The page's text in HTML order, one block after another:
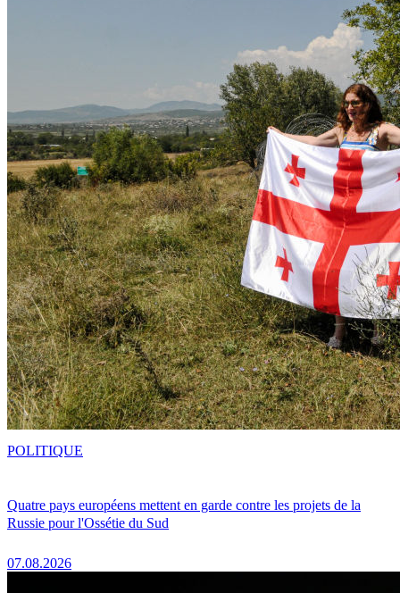
Quatre pays européens mettent en garde contre les projets de la
Russie pour l'Ossétie du Sud
07.08.2026
POLITIQUE